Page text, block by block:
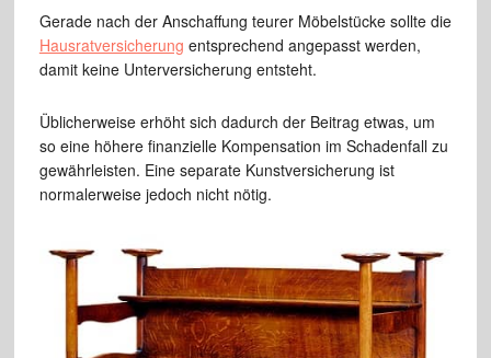
Gerade nach der Anschaffung teurer Möbelstücke sollte die
Hausratversicherung entsprechend angepasst werden,
damit keine Unterversicherung entsteht.
Üblicherweise erhöht sich dadurch der Beitrag etwas, um
so eine höhere finanzielle Kompensation im Schadenfall zu
gewährleisten. Eine separate Kunstversicherung ist
normalerweise jedoch nicht nötig.